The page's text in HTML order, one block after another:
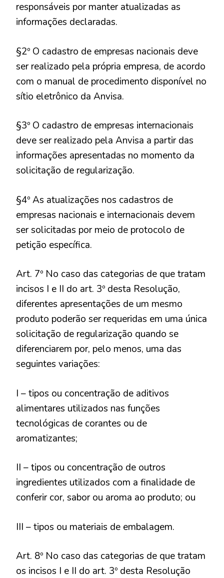
responsáveis por manter atualizadas as
informações declaradas.
§2º O cadastro de empresas nacionais deve
ser realizado pela própria empresa, de acordo
com o manual de procedimento disponível no
sítio eletrônico da Anvisa.
§3º O cadastro de empresas internacionais
deve ser realizado pela Anvisa a partir das
informações apresentadas no momento da
solicitação de regularização.
§4º As atualizações nos cadastros de
empresas nacionais e internacionais devem
ser solicitadas por meio de protocolo de
petição específica.
Art. 7º No caso das categorias de que tratam
incisos I e II do art. 3º desta Resolução,
diferentes apresentações de um mesmo
produto poderão ser requeridas em uma única
solicitação de regularização quando se
diferenciarem por, pelo menos, uma das
seguintes variações:
I – tipos ou concentração de aditivos
alimentares utilizados nas funções
tecnológicas de corantes ou de
aromatizantes;
II – tipos ou concentração de outros
ingredientes utilizados com a finalidade de
conferir cor, sabor ou aroma ao produto; ou
III – tipos ou materiais de embalagem.
Art. 8º No caso das categorias de que tratam
os incisos I e II do art. 3º desta Resolução